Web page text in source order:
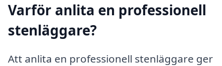
Varför anlita en professionell
stenläggare?
Att anlita en professionell stenläggare ger